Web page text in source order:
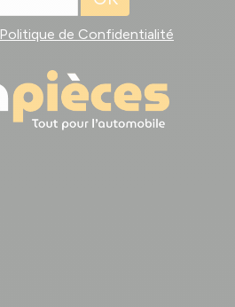
Politique de Confidentialité